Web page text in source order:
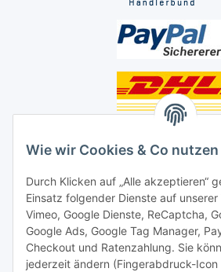
Wie wir Cookies & Co nutzen
Durch Klicken auf „Alle akzeptieren“
Einsatz folgender Dienste auf unserer
Vimeo, Google Dienste, ReCaptcha,
Google Ads, Google Tag Manager,
Checkout und Ratenzahlung. Sie
jederzeit ändern (Fingerabdruck-Icon
Social Media
Unsere Dienstleistungen
Lampenreparatur